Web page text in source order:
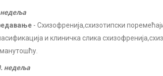
недеља
- Схизофренија,схизотипски
и клиничка слика
недеља